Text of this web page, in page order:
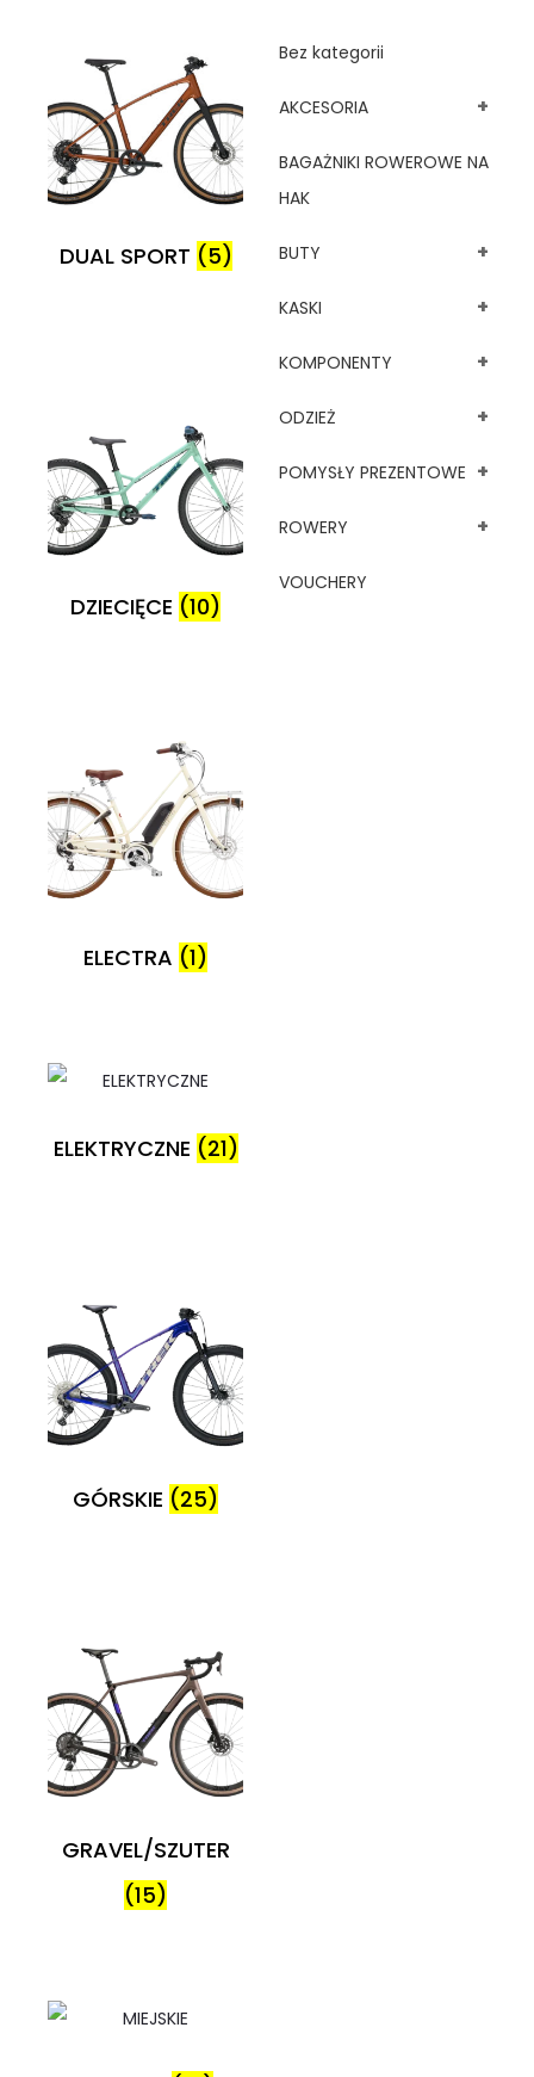
Bez kategorii
AKCESORIA +
BAGAŻNIKI ROWEROWE NA
HAK
BUTY +
KASKI +
KOMPONENTY +
ODZIEŻ +
POMYSŁY PREZENTOWE +
ROWERY +
VOUCHERY
DUAL SPORT (5)
DZIECIĘCE (10)
ELECTRA (1)
ELEKTRYCZNE (21)
GÓRSKIE (25)
GRAVEL/SZUTER
(15)